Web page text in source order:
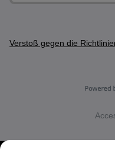
Verstoß gegen die